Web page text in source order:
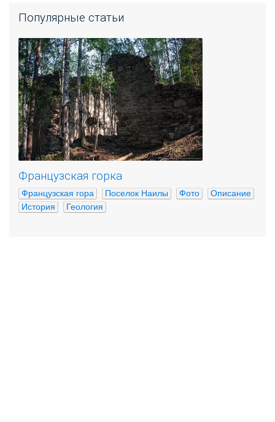
Популярные статьи
Французская горка
Французская гора Поселок Наилы Фото
Описание
История
Геология